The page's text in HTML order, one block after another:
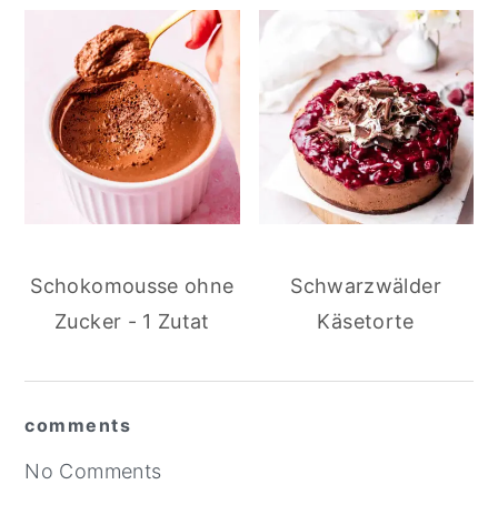
Schokomousse ohne
Zucker - 1 Zutat
Schwarzwälder
Käsetorte
Reader
comments
No Comments